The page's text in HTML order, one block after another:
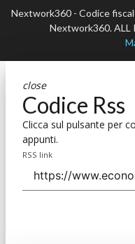
Nextwork360 - Codice
Nextwork360. ALL
close
Codice Rss
Clicca sul pulsante per
appunti.
RSS link